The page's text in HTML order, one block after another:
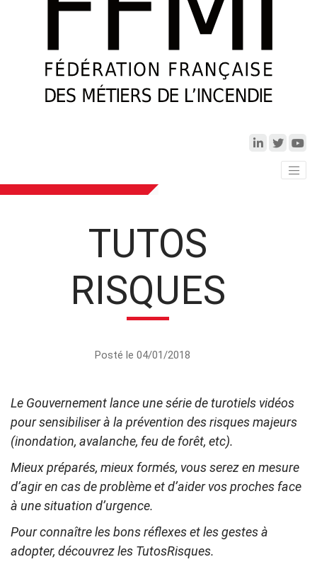
TUTOS
RISQUES
Posté le 04/01/2018
Le Gouvernement lance une série de turotiels vidéos
pour sensibiliser à la prévention des risques majeurs
(inondation, avalanche, feu de forêt, etc).
Mieux préparés, mieux formés, vous serez en mesure
d’agir en cas de problème et d’aider vos proches face
à une situation d’urgence.
Pour connaître les bons réflexes et les gestes à
adopter, découvrez les TutosRisques.